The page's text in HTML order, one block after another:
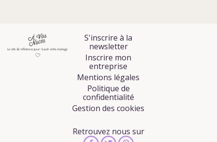
S'inscrire à la
newsletter
Inscrire mon
entreprise
Mentions légales
Politique de
confidentialité
Gestion des cookies
Retrouvez nous sur